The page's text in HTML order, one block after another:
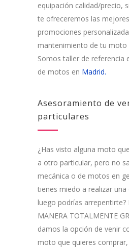
equipación calidad/precio,
te ofreceremos las
promociones
mantenimiento de tu moto
Somos taller de referencia
de motos en Madrid.
Asesoramiento de
particulares
¿Has visto alguna moto
a otro particular, pero no
mecánica o de motos en
tienes miedo a realizar
luego podrías arrepentirte?
MANERA TOTALMENTE
damos la opción de venir
moto que quieres